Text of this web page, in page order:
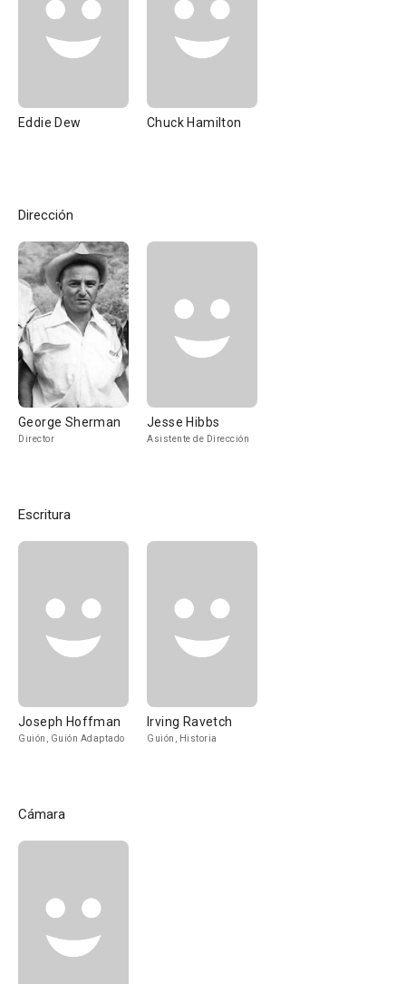
Eddie Dew Chuck Hamilton
Dirección
George Sherman
Director
Jesse Hibbs
Asistente de Dirección
Escritura
Joseph Hoffman
Guión, Guión Adaptado
Irving Ravetch
Guión, Historia
Cámara